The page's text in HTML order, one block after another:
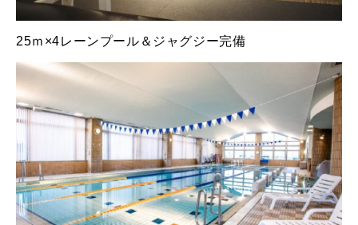
25ｍ×4レーンプール＆ジャグジー完備